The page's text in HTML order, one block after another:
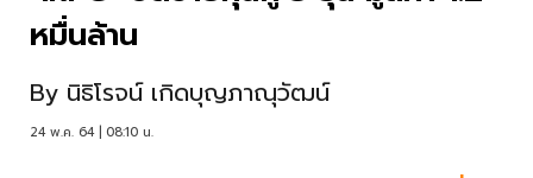
หมื่นล้าน
By นิธิโรจน์ เกิดบุญภาณุวัฒน์
24 พ.ค. 64 | 08:10 น.